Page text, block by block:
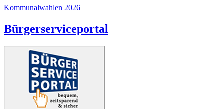
Kommunalwahlen 2026
Bürgerserviceportal